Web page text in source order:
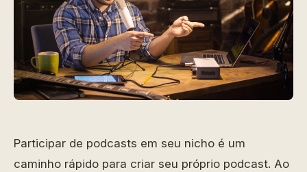
Participar de podcasts em seu nicho é um
caminho rápido para criar seu próprio podcast. Ao